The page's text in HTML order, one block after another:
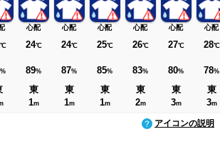
℃
%
心配
24℃
89%
東
1m
心配
24℃
87%
東
1m
心配
25℃
85%
東
1m
心配
26℃
83%
東
2m
心配
27℃
80%
東
3m
心配
28℃
78%
東
3m
アイコンの説明